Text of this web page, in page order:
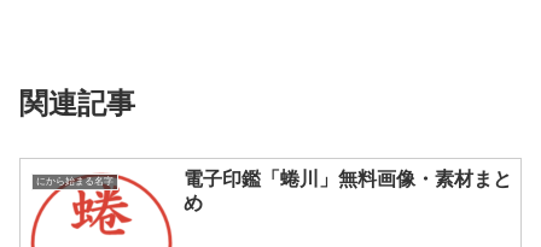
関連記事
にから始まる名字
電子印鑑「蜷川」無料画像・素材まと
め